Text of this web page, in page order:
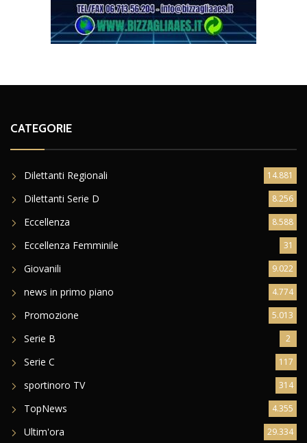
CATEGORIE
Dilettanti Regionali 14.881
Dilettanti Serie D 8.256
Eccellenza 8.588
Eccellenza Femminile 31
Giovanili 9.022
news in primo piano 4.774
Promozione 5.013
Serie B 2
Serie C 117
sportinoro TV 314
TopNews 4.355
Ultim'ora 29.334